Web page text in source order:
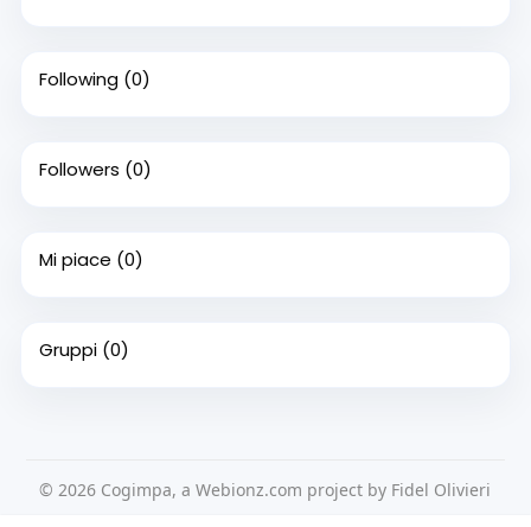
Following (0)
Followers (0)
Mi piace (0)
Gruppi (0)
© 2026 Cogimpa, a Webionz.com project by Fidel Olivieri